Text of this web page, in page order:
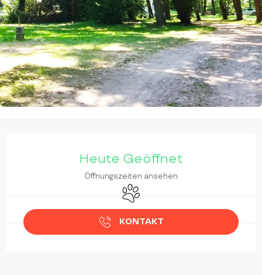
Heute Geöffnet
Öffnungszeiten ansehen
Tiere erlaubt
KONTAKT